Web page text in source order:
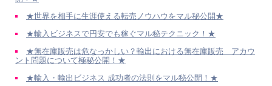
★世界を相手に生涯使える転売ノウハウをマル秘公開★
★輸入ビジネスで円安でも稼ぐマル秘テクニック！★
★無在庫販売は危なっかしい？輸出における無在庫販売 アカウ
ント問題について極秘公開！★
★輸入・輸出ビジネス 成功者の法則をマル秘公開！★